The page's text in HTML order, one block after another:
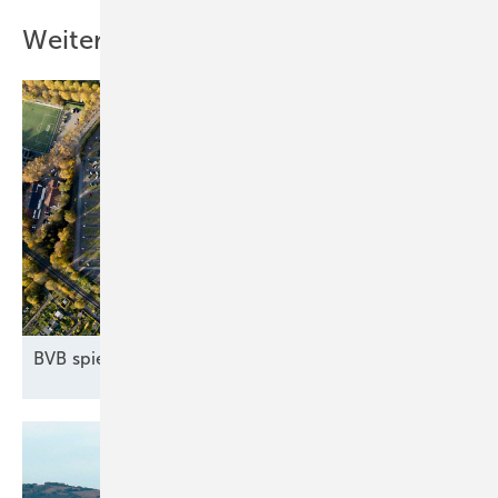
Weitere Inhalte
BVB spielt mit